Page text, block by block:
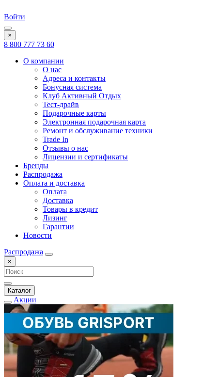
Войти
×
8 800 777 73 60
О компании
О нас
Адреса и контакты
Бонусная система
Клуб Активный Отдых
Тест-драйв
Подарочные карты
Электронная подарочная карта
Ремонт и обслуживание техники
Trade In
Отзывы о нас
Лицензии и сертификаты
Бренды
Распродажа
Оплата и доставка
Оплата
Доставка
Товары в кредит
Лизинг
Гарантии
Новости
Распродажа
×
Каталог
Акции